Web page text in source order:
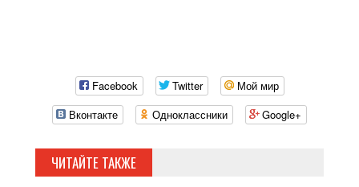
Facebook Twitter
Мой мир
Вконтакте
Одноклассники Google+
ЧИТАЙТЕ ТАКЖЕ